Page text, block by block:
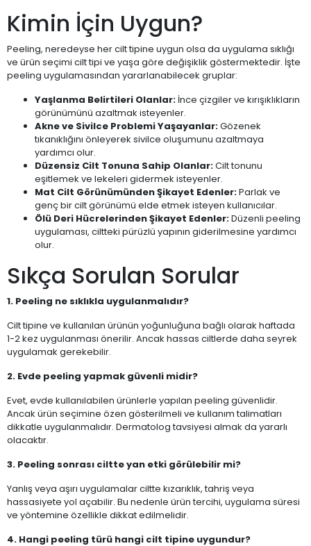
Kimin İçin Uygun?
Peeling, neredeyse her cilt tipine uygun olsa da uygulama sıklığı
ve ürün seçimi cilt tipi ve yaşa göre değişiklik göstermektedir. İşte
peeling uygulamasından yararlanabilecek gruplar:
Yaşlanma Belirtileri Olanlar: İnce çizgiler ve kırışıklıkların
görünümünü azaltmak isteyenler.
Akne ve Sivilce Problemi Yaşayanlar:Gözenek
tıkanıklığını önleyerek sivilce oluşumunu azaltmaya
yardımcı olur.
Düzensiz Cilt Tonuna Sahip Olanlar:Cilt tonunu
eşitlemek ve lekeleri gidermek isteyenler.
Mat Cilt Görünümünden Şikayet Edenler:Parlak ve
genç bir cilt görünümü elde etmek isteyen kullanıcılar.
Ölü Deri Hücrelerinden Şikayet Edenler:Düzenli peeling
uygulaması, ciltteki pürüzlü yapının giderilmesine yardımcı
olur.
Sıkça Sorulan Sorular
1. Peeling ne sıklıkla uygulanmalıdır?
Cilt tipine ve kullanılan ürünün yoğunluğuna bağlı olarak haftada
1-2 kez uygulanması önerilir. Ancak hassas ciltlerde daha seyrek
uygulamak gerekebilir.
2. Evde peeling yapmak güvenli midir?
Evet, evde kullanılabilen ürünlerle yapılan peeling güvenlidir.
Ancak ürün seçimine özen gösterilmeli ve kullanım talimatları
dikkatle uygulanmalıdır. Dermatolog tavsiyesi almak da yararlı
olacaktır.
3. Peeling sonrası ciltte yan etki görülebilir mi?
Yanlış veya aşırı uygulamalar ciltte kızarıklık, tahriş veya
hassasiyete yol açabilir. Bu nedenle ürün tercihi, uygulama süresi
ve yöntemine özellikle dikkat edilmelidir.
4. Hangi peeling türü hangi cilt tipine uygundur?